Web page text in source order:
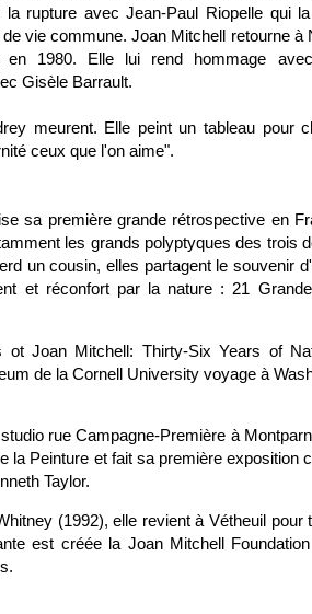
rupture avec Jean-Paul Riopelle qui
vie commune. Joan Mitchell retourne à
en 1980. Elle lui rend hommage
Gisèle Barrault.
meurent. Elle peint un tableau pour
ceux que l'on aime".
sa première grande rétrospective en
les grands polyptyques des trois
un cousin, elles partagent le souvenir
et réconfort par la nature : 21
ot Joan Mitchell: Thirty-Six Years of
de la Cornell University voyage à
rue Campagne-Première à
la Peinture et fait sa première exposition
Taylor.
(1992), elle revient à Vétheuil pour
est créée la Joan Mitchell